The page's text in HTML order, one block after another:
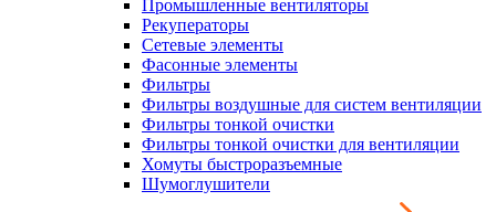
Промышленные вентиляторы
Рекуператоры
Сетевые элементы
Фасонные элементы
Фильтры
Фильтры воздушные для систем вентиляции
Фильтры тонкой очистки
Фильтры тонкой очистки для вентиляции
Хомуты быстроразъемные
Шумоглушители